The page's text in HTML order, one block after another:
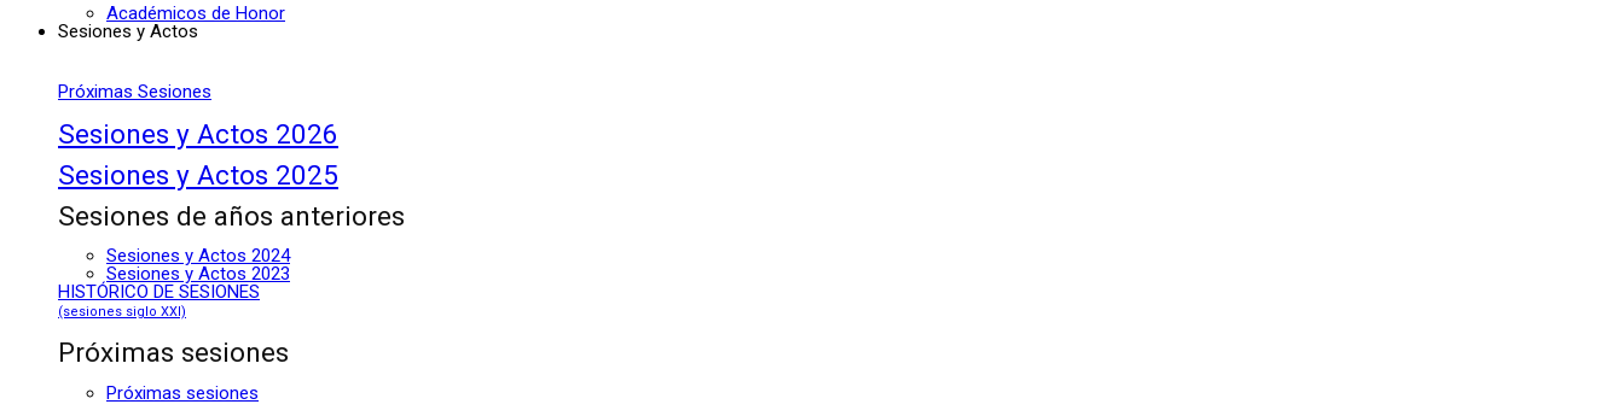
Académicos de Honor
Sesiones y Actos
Próximas Sesiones
Sesiones y Actos 2026
Sesiones y Actos 2025
Sesiones de años anteriores
Sesiones y Actos 2024
Sesiones y Actos 2023
HISTÓRICO DE SESIONES
(sesiones siglo XXI)
Próximas sesiones
Próximas sesiones